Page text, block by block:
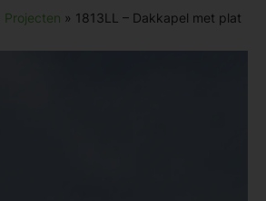
Projecten » 1813LL – Dakkapel met plat